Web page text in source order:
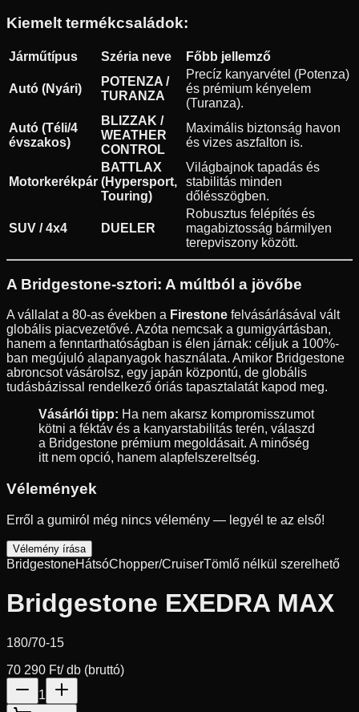
Kiemelt termékcsaládok:
Járműtípus Széria neve Főbb jellemző
Autó (Nyári)
POTENZA /
TURANZA
Precíz kanyarvétel (Potenza)
és prémium kényelem
(Turanza).
Autó (Téli/4
évszakos)
BLIZZAK /
WEATHER
CONTROL
Maximális biztonság havon
és vizes aszfalton is.
Motorkerékpár
BATTLAX
(Hypersport,
Touring)
Világbajnok tapadás és
stabilitás minden
dőlésszögben.
SUV / 4x4 DUELER
Robusztus felépítés és
magabiztosság bármilyen
terepviszony között.
A Bridgestone-sztori: A múltból a jövőbe
A vállalat a 80-as években a Firestone felvásárlásával vált
globális piacvezetővé. Azóta nemcsak a gumigyártásban,
hanem a fenntarthatóságban is élen járnak: céljuk a 100%-
ban megújuló alapanyagok használata. Amikor Bridgestone
abroncsot vásárolsz, egy japán központú, de globális
tudásbázissal rendelkező óriás tapasztalatát kapod meg.
Vásárlói tipp: Ha nem akarsz kompromisszumot
kötni a féktáv és a kanyarstabilitás terén, válaszd
a Bridgestone prémium megoldásait. A minőség
itt nem opció, hanem alapfelszereltség.
Vélemények
Erről a gumiról még nincs vélemény — legyél te az első!
Vélemény írása
BridgestoneHátsóChopper/CruiserTömlő nélkül szerelhető
Bridgestone EXEDRA MAX
180/70-15
70 290 Ft/ db (bruttó)
1